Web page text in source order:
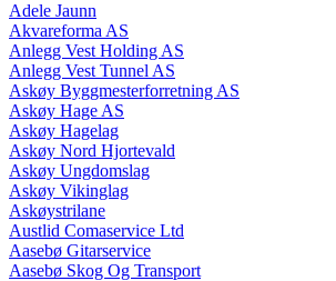
Adele Jaunn
Akvareforma AS
Anlegg Vest Holding AS
Anlegg Vest Tunnel AS
Askøy Byggmesterforretning AS
Askøy Hage AS
Askøy Hagelag
Askøy Nord Hjortevald
Askøy Ungdomslag
Askøy Vikinglag
Askøystrilane
Austlid Comaservice Ltd
Aasebø Gitarservice
Aasebø Skog Og Transport